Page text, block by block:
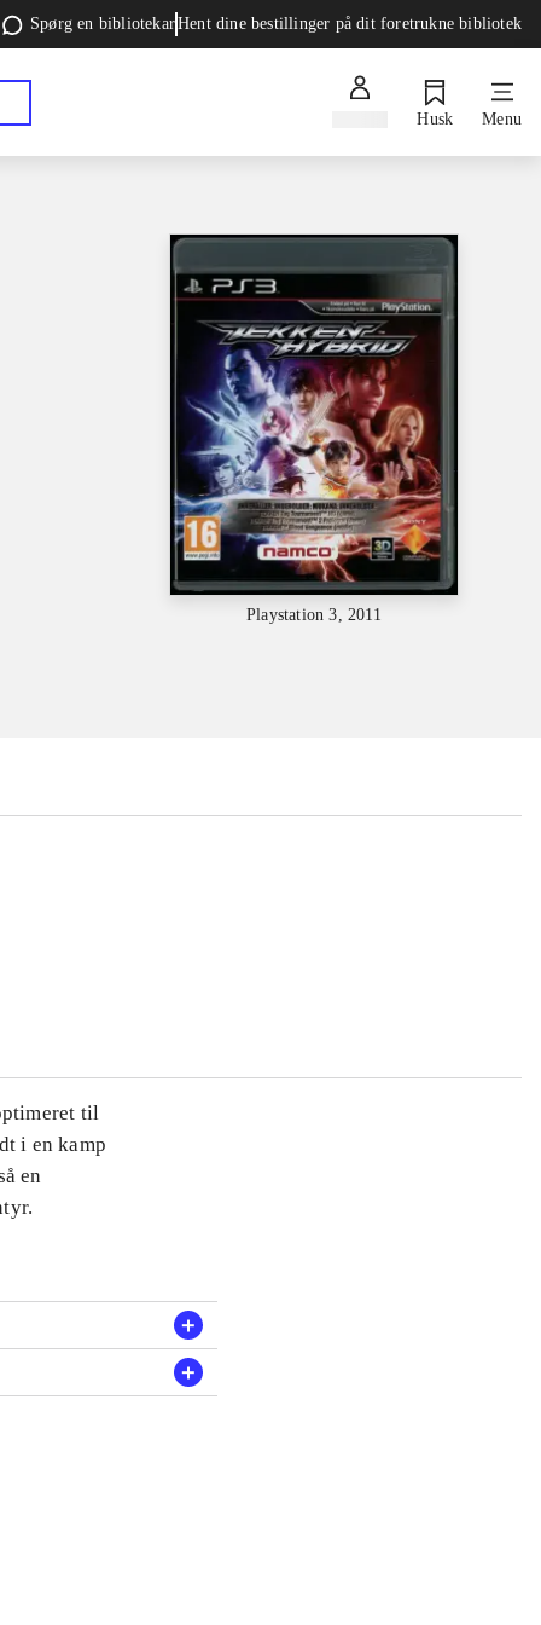
Spørg en bibliotekarHent dine bestillinger på dit foretrukne bibliotek
Husk Menu
Playstation 3, 2011
til
i en kamp
en